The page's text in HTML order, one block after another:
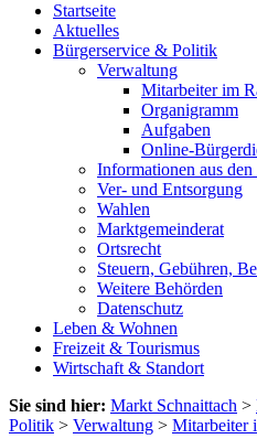
Startseite
Aktuelles
Bürgerservice & Politik
Verwaltung
Mitarbeiter im
Organigramm
Aufgaben
Online-
Informationen aus
Ver- und Entsorgung
Wahlen
Marktgemeinderat
Ortsrecht
Steuern, Gebühren,
Weitere Behörden
Datenschutz
Leben & Wohnen
Freizeit & Tourismus
Wirtschaft & Standort
Sie sind hier: Markt Schnaittach >
Politik > Verwaltung > Mitarbeiter